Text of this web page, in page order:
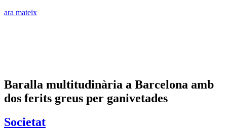
ara mateix
Baralla multitudinària a Barcelona amb
dos ferits greus per ganivetades
Societat